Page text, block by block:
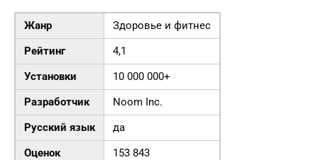
Жанр
Здоровье и фитнес
Рейтинг
4,1
Установки
10 000 000+
Разработчик
Noom Inc.
Русский язык
да
Оценок
153 843